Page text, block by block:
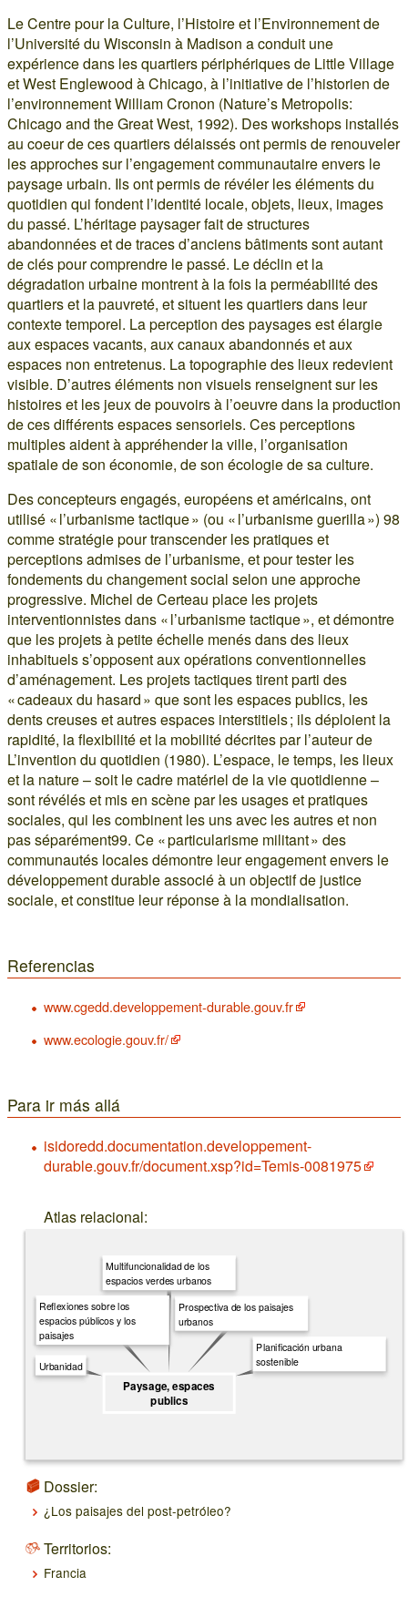
Le Centre pour la Culture, l’Histoire et l’Environnement de
l’Université du Wisconsin à Madison a conduit une
expérience dans les quartiers périphériques de Little Village
et West Englewood à Chicago, à l’initiative de l’historien de
l’environnement William Cronon (Nature’s Metropolis:
Chicago and the Great West, 1992). Des workshops installés
au coeur de ces quartiers délaissés ont permis de renouveler
les approches sur l’engagement communautaire envers le
paysage urbain. Ils ont permis de révéler les éléments du
quotidien qui fondent l’identité locale, objets, lieux, images
du passé. L’héritage paysager fait de structures
abandonnées et de traces d’anciens bâtiments sont autant
de clés pour comprendre le passé. Le déclin et la
dégradation urbaine montrent à la fois la perméabilité des
quartiers et la pauvreté, et situent les quartiers dans leur
contexte temporel. La perception des paysages est élargie
aux espaces vacants, aux canaux abandonnés et aux
espaces non entretenus. La topographie des lieux redevient
visible. D’autres éléments non visuels renseignent sur les
histoires et les jeux de pouvoirs à l’oeuvre dans la production
de ces différents espaces sensoriels. Ces perceptions
multiples aident à appréhender la ville, l’organisation
spatiale de son économie, de son écologie de sa culture.
Des concepteurs engagés, européens et américains, ont
utilisé « l’urbanisme tactique » (ou « l’urbanisme guerilla ») 98
comme stratégie pour transcender les pratiques et
perceptions admises de l’urbanisme, et pour tester les
fondements du changement social selon une approche
progressive. Michel de Certeau place les projets
interventionnistes dans « l’urbanisme tactique », et démontre
que les projets à petite échelle menés dans des lieux
inhabituels s’opposent aux opérations conventionnelles
d’aménagement. Les projets tactiques tirent parti des
« cadeaux du hasard » que sont les espaces publics, les
dents creuses et autres espaces interstitiels ; ils déploient la
rapidité, la flexibilité et la mobilité décrites par l’auteur de
L’invention du quotidien (1980). L’espace, le temps, les lieux
et la nature – soit le cadre matériel de la vie quotidienne –
sont révélés et mis en scène par les usages et pratiques
sociales, qui les combinent les uns avec les autres et non
pas séparément99. Ce « particularisme militant » des
communautés locales démontre leur engagement envers le
développement durable associé à un objectif de justice
sociale, et constitue leur réponse à la mondialisation.
Referencias
www.cgedd.developpement-durable.gouv.fr
www.ecologie.gouv.fr/
Para ir más allá
isidoredd.documentation.developpement-
durable.gouv.fr/document.xsp?id=Temis-0081975
Atlas relacional:
Paysage, espaces
publics
Planificación urbana
sostenible
Prospectiva de los paisajes
urbanos
Multifuncionalidad de los
espacios verdes urbanos
Reflexiones sobre los
espacios públicos y los
paisajes
Urbanidad
Dossier:
¿Los paisajes del post-petróleo?
Territorios:
Francia